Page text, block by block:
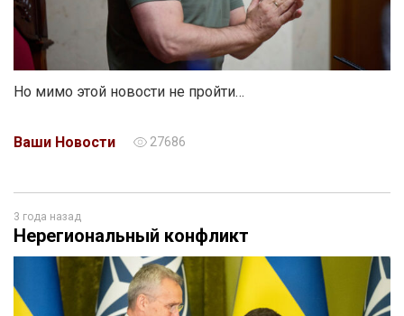
Но мимо этой новости не пройти…
Ваши Новости 27686
3 года назад
Нерегиональный конфликт